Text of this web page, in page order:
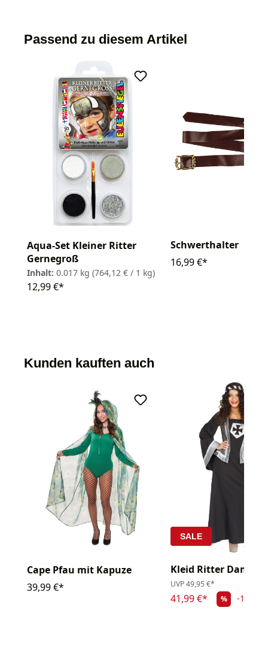
Passend zu diesem Artikel
Aqua-Set Kleiner Ritter
Gernegroß
Inhalt: 0.017 kg (764,12 € / 1 kg)
12,99 €*
Schwerthalter
16,99 €*
Kunden kauften auch
Cape Pfau mit Kapuze
39,99 €*
SALE
Kleid Ritter Dame
UVP49,95 €*
41,99 €* % -15.94%